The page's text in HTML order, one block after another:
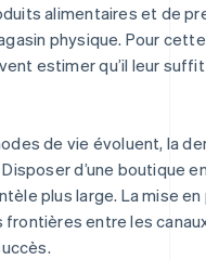
alimentaires et de
physique. Pour
estimer qu’il leur suffit
de vie évoluent, la
d’une boutique
plus large. La mise en
entre les